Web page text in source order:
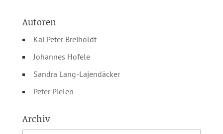
Autoren
Kai Peter Breiholdt
Johannes Hofele
Sandra Lang-Lajendäcker
Peter Pielen
Archiv